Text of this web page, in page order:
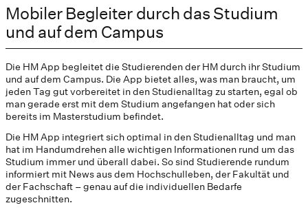
Mobiler Begleiter durch das Studium
und auf dem Campus
Die HM App begleitet die Studierenden der HM durch ihr Studium
und auf dem Campus. Die App bietet alles, was man braucht, um
jeden Tag gut vorbereitet in den Studienalltag zu starten, egal ob
man gerade erst mit dem Studium angefangen hat oder sich
bereits im Masterstudium befindet.
Die HM App integriert sich optimal in den Studienalltag und man
hat im Handumdrehen alle wichtigen Informationen rund um das
Studium immer und überall dabei. So sind Studierende rundum
informiert mit News aus dem Hochschulleben, der Fakultät und
der Fachschaft – genau auf die individuellen Bedarfe
zugeschnitten.